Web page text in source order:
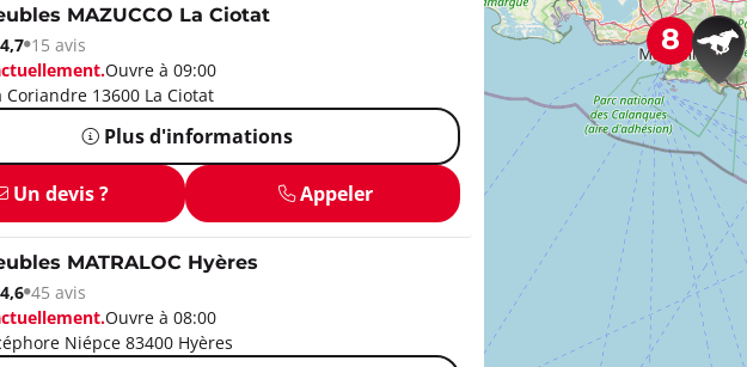
MAZUCCO La Ciotat
4,7 15 avis
Ouvre à 09:00
Coriandre 13600 La Ciotat
Plus d'informations
Un devis ? Appeler
MATRALOC Hyères
4,6 45 avis
Ouvre à 08:00
Niépce 83400 Hyères
8